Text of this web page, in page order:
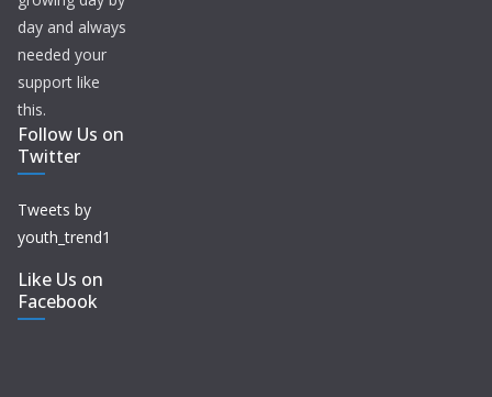
day and always
needed your
support like
this.
Follow Us on
Twitter
Tweets by
youth_trend1
Like Us on
Facebook